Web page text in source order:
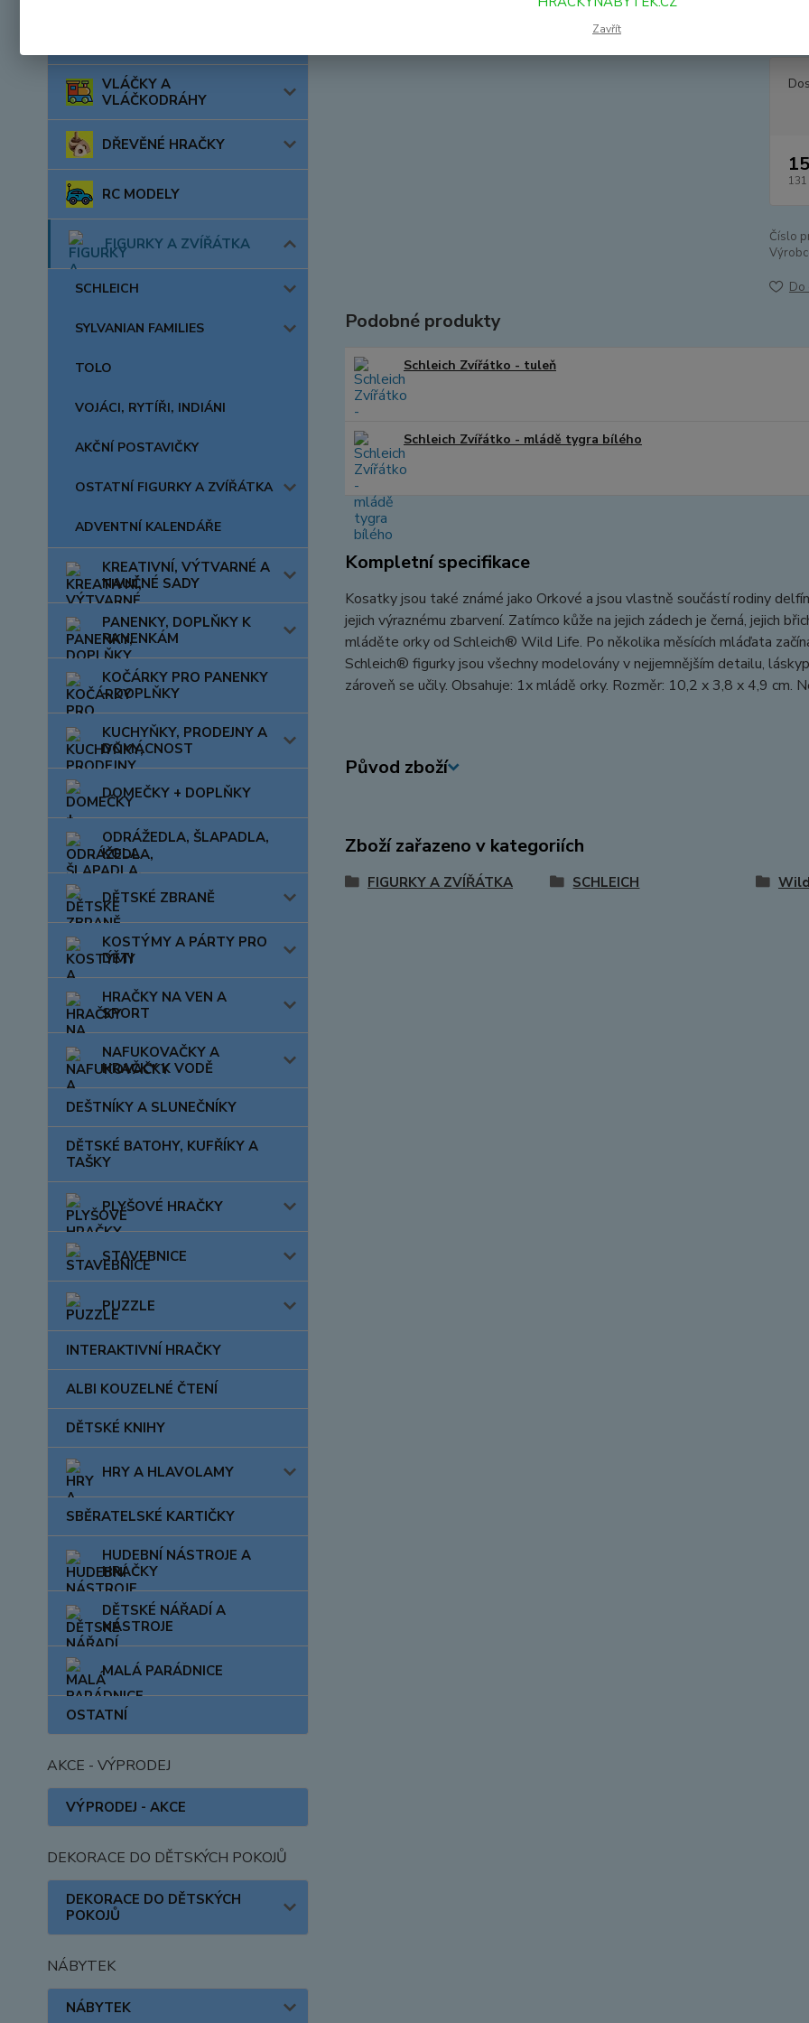
VLÁČKY A
VLÁČKODRÁHY
DŘEVĚNÉ HRAČKY
RC MODELY
FIGURKY A ZVÍŘÁTKA
SCHLEICH
SYLVANIAN FAMILIES
TOLO
VOJÁCI, RYTÍŘI, INDIÁNI
AKČNÍ POSTAVIČKY
OSTATNÍ FIGURKY A ZVÍŘÁTKA
ADVENTNÍ KALENDÁŘE
KREATIVNÍ, VÝTVARNÉ A
NAUČNÉ SADY
PANENKY, DOPLŇKY K
PANENKÁM
KOČÁRKY PRO PANENKY
+ DOPLŇKY
KUCHYŇKY, PRODEJNY A
DOMÁCNOST
DOMEČKY + DOPLŇKY
ODRÁŽEDLA, ŠLAPADLA,
KOLA
DĚTSKÉ ZBRANĚ
KOSTÝMY A PÁRTY PRO
DĚTI
HRAČKY NA VEN A
SPORT
NAFUKOVAČKY A
HRAČKY K VODĚ
DEŠTNÍKY A SLUNEČNÍKY
DĚTSKÉ BATOHY, KUFŘÍKY A
TAŠKY
PLYŠOVÉ HRAČKY
STAVEBNICE
PUZZLE
INTERAKTIVNÍ HRAČKY
ALBI KOUZELNÉ ČTENÍ
DĚTSKÉ KNIHY
HRY A HLAVOLAMY
SBĚRATELSKÉ KARTIČKY
HUDEBNÍ NÁSTROJE A
HRAČKY
DĚTSKÉ NÁŘADÍ A
NÁSTROJE
MALÁ PARÁDNICE
OSTATNÍ
AKCE - VÝPRODEJ
VÝPRODEJ - AKCE
DEKORACE DO DĚTSKÝCH POKOJŮ
DEKORACE DO DĚTSKÝCH
POKOJŮ
NÁBYTEK
NÁBYTEK
131
Číslo
Do
Podobné produkty
Schleich Zvířátko - tuleň
Schleich Zvířátko - mládě tygra bílého
Kompletní specifikace
Kosatky jsou také známé jako Orkové a jsou vlastně součástí rodiny
jejich výraznému zbarvení. Zatímco kůže na jejich zádech je černá, jejich
mláděte orky od Schleich® Wild Life. Po několika měsících mláďata
Schleich® figurky jsou všechny modelovány v nejjemnějším detailu,
zároveň se učily. Obsahuje: 1x mládě orky. Rozměr: 10,2 x 3,8 x 4,9
Původ zboží
Zboží zařazeno v kategoriích
FIGURKY A ZVÍŘÁTKA SCHLEICH
Zavřít